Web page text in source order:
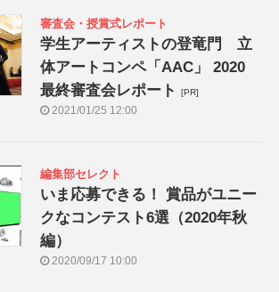
審査会・授賞式レポート
学生アーティストの登竜門 立
体アートコンペ「AAC」 2020
最終審査会レポート
[PR]
2021/01/25 12:00
編集部セレクト
いま応募できる！ 賞品がユニー
クなコンテスト6選（2020年秋
編）
2020/09/17 10:00